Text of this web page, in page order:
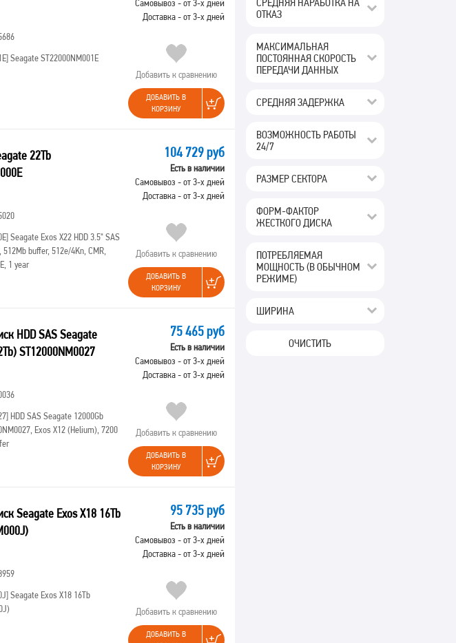
ОТКАЗ
МАКСИМАЛЬНАЯ
ПОСТОЯННАЯ СКОРОСТЬ
ПЕРЕДАЧИ ДАННЫХ
СРЕДНЯЯ ЗАДЕРЖКА
ВОЗМОЖНОСТЬ РАБОТЫ
24/7
РАЗМЕР СЕКТОРА
ФОРМ-ФАКТОР
ЖЕСТКОГО ДИСКА
ПОТРЕБЛЯЕМАЯ
МОЩНОСТЬ (В ОБЫЧНОМ
РЕЖИМЕ)
ШИРИНА
ОЧИСТИТЬ
Seagate ST22000NM001E
Самовывоз - от 3-х дней
Доставка - от 3-х дней
Добавить к сравнению
ДОБАВИТЬ В
КОРЗИНУ
22Tb
Seagate Exos X22 HDD 3.5" SAS
buffer, 512e/4Kn, CMR,
1 year
104 729 руб
Есть в наличии
Самовывоз - от 3-х дней
Доставка - от 3-х дней
Добавить к сравнению
ДОБАВИТЬ В
КОРЗИНУ
HDD SAS Seagate
ST12000NM0027
HDD SAS Seagate 12000Gb
Exos X12 (Helium), 7200
75 465 руб
Есть в наличии
Самовывоз - от 3-х дней
Доставка - от 3-х дней
Добавить к сравнению
ДОБАВИТЬ В
КОРЗИНУ
Seagate Exos X18 16Tb
Seagate Exos X18 16Tb
95 735 руб
Есть в наличии
Самовывоз - от 3-х дней
Доставка - от 3-х дней
Добавить к сравнению
ДОБАВИТЬ В